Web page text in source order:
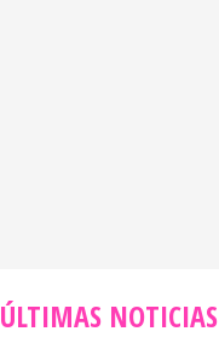
ÚLTIMAS NOTICIAS